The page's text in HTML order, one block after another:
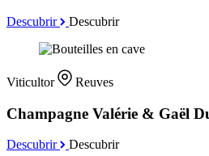
Descubrir Descubrir
Viticultor Reuves
Champagne Valérie & Gaël
Descubrir Descubrir